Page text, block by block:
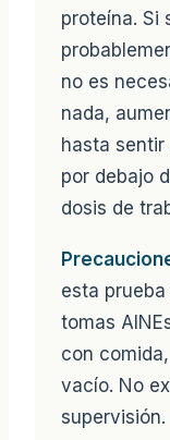
proteína. Si
no es
nada,
hasta sentir
por debajo
dosis de
esta
tomas
con
vacío. No
supervisión.